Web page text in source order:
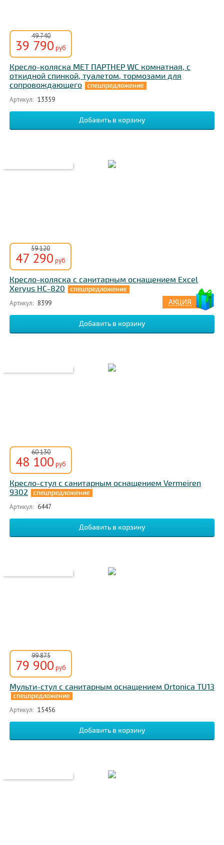
49 740
39 790 руб
Кресло-коляска МЕТ ПАРТНЕР WC комнатная, с
откидной спинкой, туалетом, тормозами для
сопровождающего
Артикул: 13359
59 120
47 290 руб
Кресло-коляска с санитарным оснащением Excel
Xeryus HC-820
Артикул: 8399 АКЦИЯ
60 130
48 100 руб
Кресло-стул с санитарным оснащением Vermeiren
9302
Артикул: 6447
99 875
79 900 руб
Мульти-стул с санитарным оснащением Ortonica TU13
Артикул: 15456